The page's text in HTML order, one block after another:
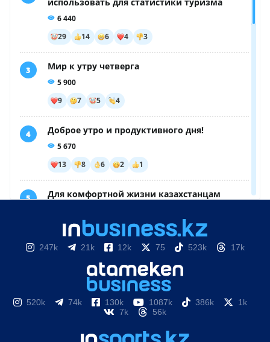
247k 21k 12k 75 523k 17k
520k 74k 130k 1087k 386k
1k
7k
56k